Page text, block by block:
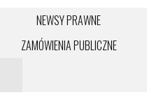
NEWSY PRAWNE
ZAMÓWIENIA PUBLICZNE